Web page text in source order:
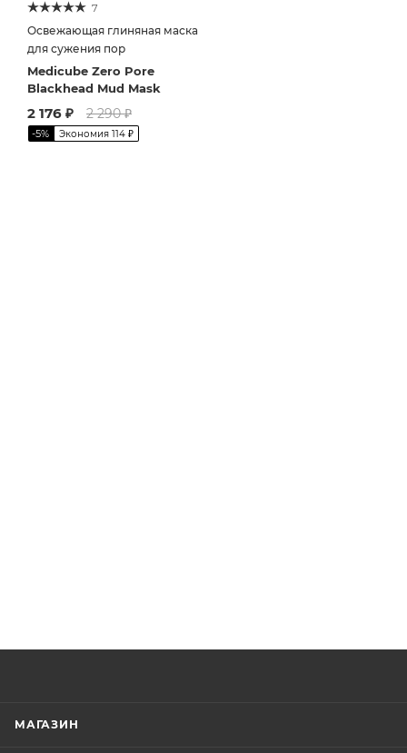
7
Освежающая глиняная маска
для сужения пор
Medicube Zero Pore
Blackhead Mud Mask
2 176 ₽ 2 290₽
-5% Экономия 114 ₽
МАГАЗИН